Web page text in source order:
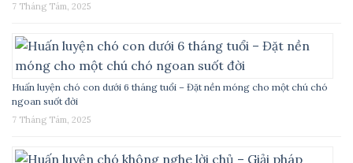
7 Tháng Tám, 2025
Huấn luyện chó con dưới 6 tháng tuổi – Đặt nền móng cho một chú chó
ngoan suốt đời
7 Tháng Tám, 2025